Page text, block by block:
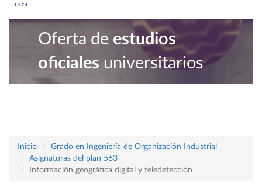
Oferta de estudios
oficiales universitarios
Inicio
Grado en Ingeniería de Organización Industrial
Asignaturas del plan 563
Información geográfica digital y teledetección